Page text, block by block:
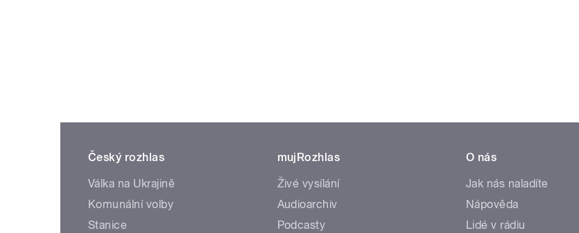
Český rozhlas
Válka na Ukrajině
Komunální volby
Stanice
mujRozhlas
Živé vysílání
Audioarchiv
Podcasty
O nás
Jak nás naladíte
Nápověda
Lidé v rádiu